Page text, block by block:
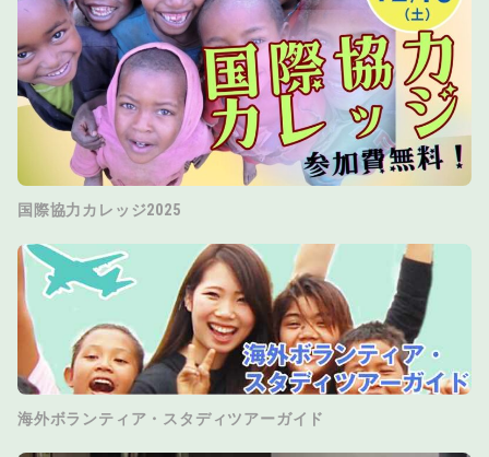
国際協力カレッジ2025
海外ボランティア・スタディツアーガイド